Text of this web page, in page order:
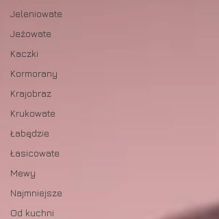
Jeleniowate
Jeżowate
Kaczki
Kormorany
Krajobraz
Krukowate
Łabędzie
Łasicowate
Mewy
Najmniejsze
Od kuchni